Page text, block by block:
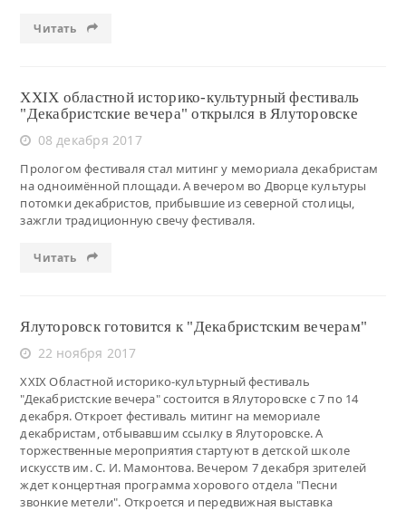
Читать
XXIX областной историко-культурный фестиваль
"Декабристские вечера" открылся в Ялуторовске
08 декабря 2017
Прологом фестиваля стал митинг у мемориала декабристам
на одноимённой площади. А вечером во Дворце культуры
потомки декабристов, прибывшие из северной столицы,
зажгли традиционную свечу фестиваля.
Читать
Ялуторовск готовится к "Декабристским вечерам"
22 ноября 2017
XXIX Областной историко-культурный фестиваль
"Декабристские вечера" состоится в Ялуторовске с 7 по 14
декабря. Откроет фестиваль митинг на мемориале
декабристам, отбывавшим ссылку в Ялуторовске. А
торжественные мероприятия стартуют в детской школе
искусств им. С. И. Мамонтова. Вечером 7 декабря зрителей
ждет концертная программа хорового отдела "Песни
звонкие метели". Откроется и передвижная выставка